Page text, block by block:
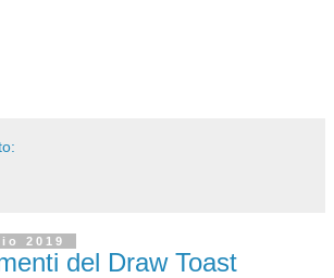
2019
del Draw Toast